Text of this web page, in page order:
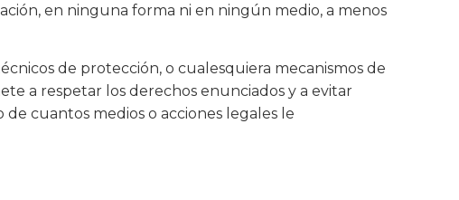
en ninguna forma ni en ningún medio, a menos
de protección, o cualesquiera mecanismos de
a respetar los derechos enunciados y a evitar
cuantos medios o acciones legales le